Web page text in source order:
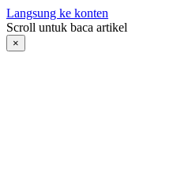
Langsung ke konten
Scroll untuk baca artikel
×